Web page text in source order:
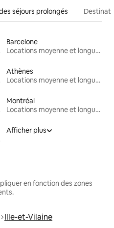
séjours prolongés
Barcelone
Locations moyenne et longue durée
Athènes
Locations moyenne et longue durée
Montréal
Locations moyenne et longue durée
Afficher plus
en fonction des zones
Ille-et-Vilaine